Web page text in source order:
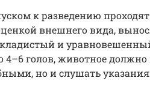
к разведению
внешнего вида,
и
4–6 голов, животное должно
но и слушать